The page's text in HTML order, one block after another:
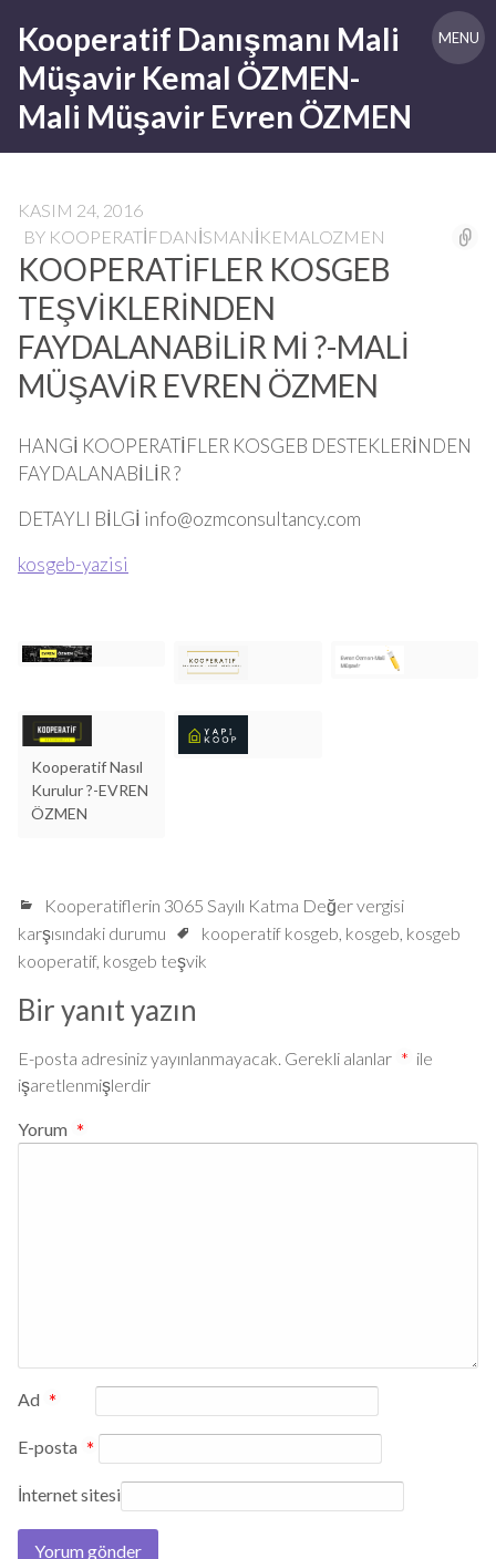
content
Kooperatif Danışmanı Mali
Müşavir Kemal ÖZMEN-
Mali Müşavir Evren ÖZMEN
MENU
KASIM 24, 2016
BY KOOPERATIFDANISMANIKEMALOZMEN
KOOPERATİFLER KOSGEB
TEŞVİKLERİNDEN
FAYDALANABİLİR Mİ ?-MALİ
MÜŞAVİR EVREN ÖZMEN
HANGİ KOOPERATİFLER KOSGEB DESTEKLERİNDEN
FAYDALANABİLİR ?
DETAYLI BİLGİ info@ozmconsultancy.com
kosgeb-yazisi
Kooperatif Nasıl
Kurulur ?-EVREN
ÖZMEN
Kooperatiflerin 3065 Sayılı Katma Değer vergisi
karşısındaki durumu
kooperatif kosgeb, kosgeb, kosgeb
kooperatif, kosgeb teşvik
Bir yanıt yazın
E-posta adresiniz yayınlanmayacak. Gerekli alanlar * ile
işaretlenmişlerdir
Yorum *
Ad *
E-posta *
İnternet sitesi